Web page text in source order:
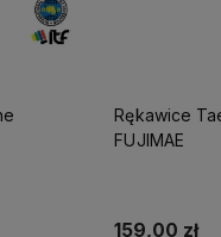
Rękawice
FUJIMAE
159,00 zł